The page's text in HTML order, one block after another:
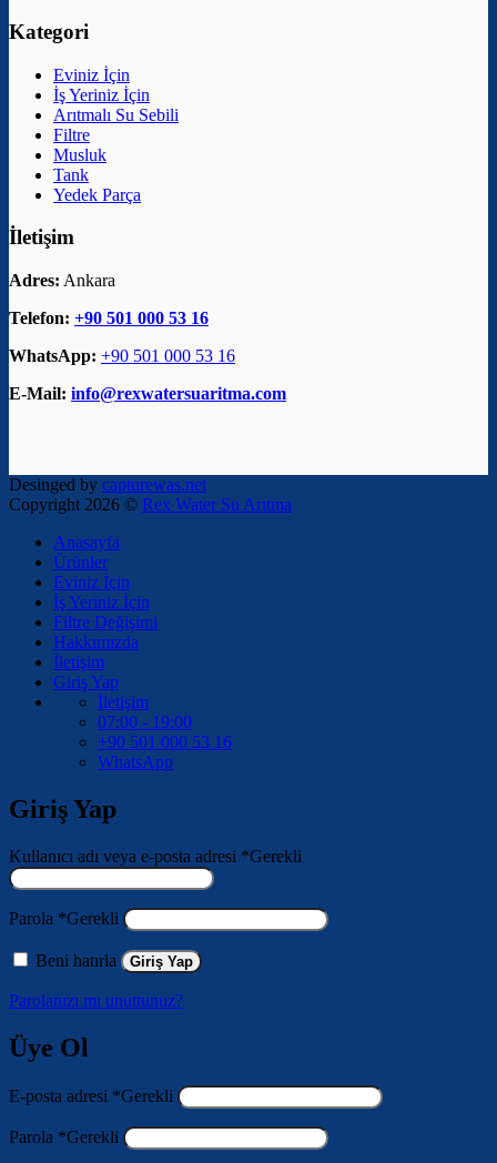
Kategori
Eviniz İçin
İş Yeriniz İçin
Arıtmalı Su Sebili
Filtre
Musluk
Tank
Yedek Parça
İletişim
Adres: Ankara
Telefon: +90 501 000 53 16
WhatsApp: +90 501 000 53 16
E-Mail: info@rexwatersuaritma.com
Desinged by capturewas.net
Copyright 2026 © Rex Water Su Arıtma
Anasayfa
Ürünler
Eviniz İçin
İş Yeriniz İçin
Filtre Değişimi
Hakkımızda
İletişim
Giriş Yap
İletişim
07:00 - 19:00
+90 501 000 53 16
WhatsApp
Giriş Yap
Kullanıcı adı veya e-posta adresi *Gerekli
Parola *Gerekli
Beni hatırla Giriş Yap
Parolanızı mı unuttunuz?
Üye Ol
E-posta adresi *Gerekli
Parola *Gerekli